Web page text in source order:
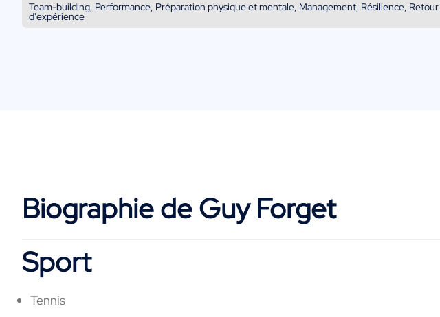
Team-building, Performance, Préparation physique et mentale, Management, Résilience, Retour
d'expérience
Biographie de Guy Forget
Sport
Tennis